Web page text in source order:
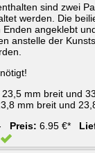
sind zwei
werden. Die
angeklebt
anstelle der
mm breit und
mm breit und
Preis: 6.95 €*